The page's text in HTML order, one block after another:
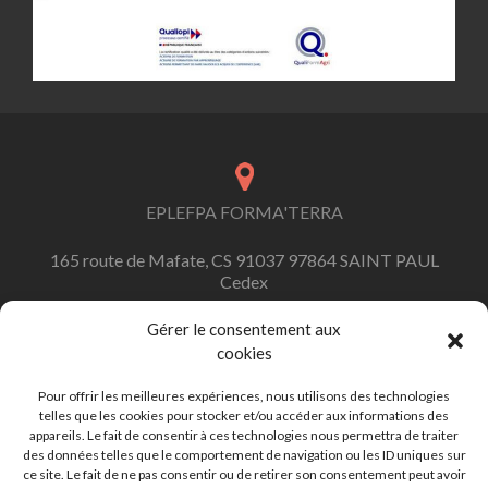
Gérer le consentement aux
cookies
Pour offrir les meilleures expériences, nous utilisons des technologies
telles que les cookies pour stocker et/ou accéder aux informations des
appareils. Le fait de consentir à ces technologies nous permettra de traiter
des données telles que le comportement de navigation ou les ID uniques sur
ce site. Le fait de ne pas consentir ou de retirer son consentement peut avoir
EPLEFPA FORMA'TERRA
165 route de Mafate, CS 91037 97864 SAINT PAUL
Cedex